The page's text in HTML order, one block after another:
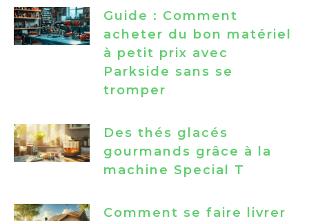
Guide : Comment
acheter du bon matériel
à petit prix avec
Parkside sans se
tromper
Des thés glacés
gourmands grâce à la
machine Special T
Comment se faire livrer